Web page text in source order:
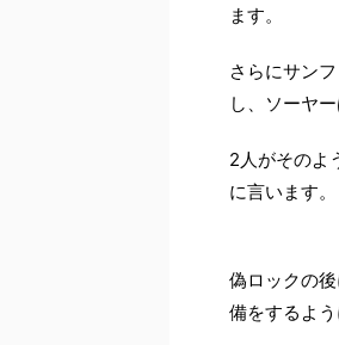
ます。
さらにサン
し、ソーヤ
2人がそのよ
に言います。
偽ロックの
備をするよう